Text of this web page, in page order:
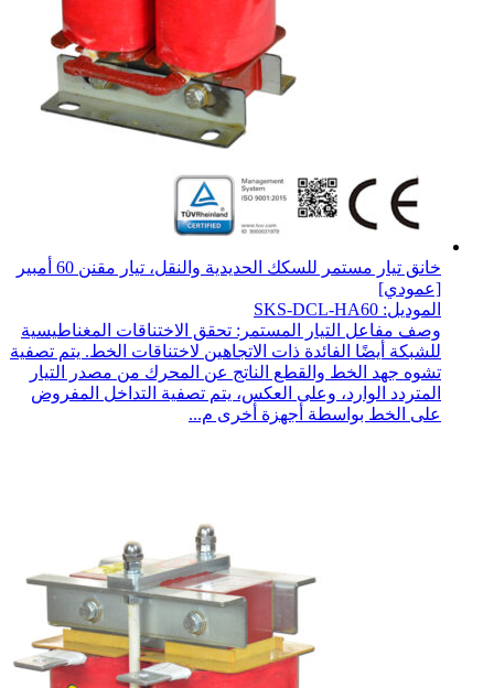
خانق تيار مستمر للسكك الحديدية والنقل، تيار مقنن 60 أمبير
[عمودي]
الموديل: SKS-DCL-HA60
وصف مفاعل التيار المستمر: تحقق الاختناقات المغناطيسية
للشبكة أيضًا الفائدة ذات الاتجاهين لاختناقات الخط. يتم تصفية
تشوه جهد الخط والقطع الناتج عن المحرك من مصدر التيار
المتردد الوارد، وعلى العكس، يتم تصفية التداخل المفروض
على الخط بواسطة أجهزة أخرى م...